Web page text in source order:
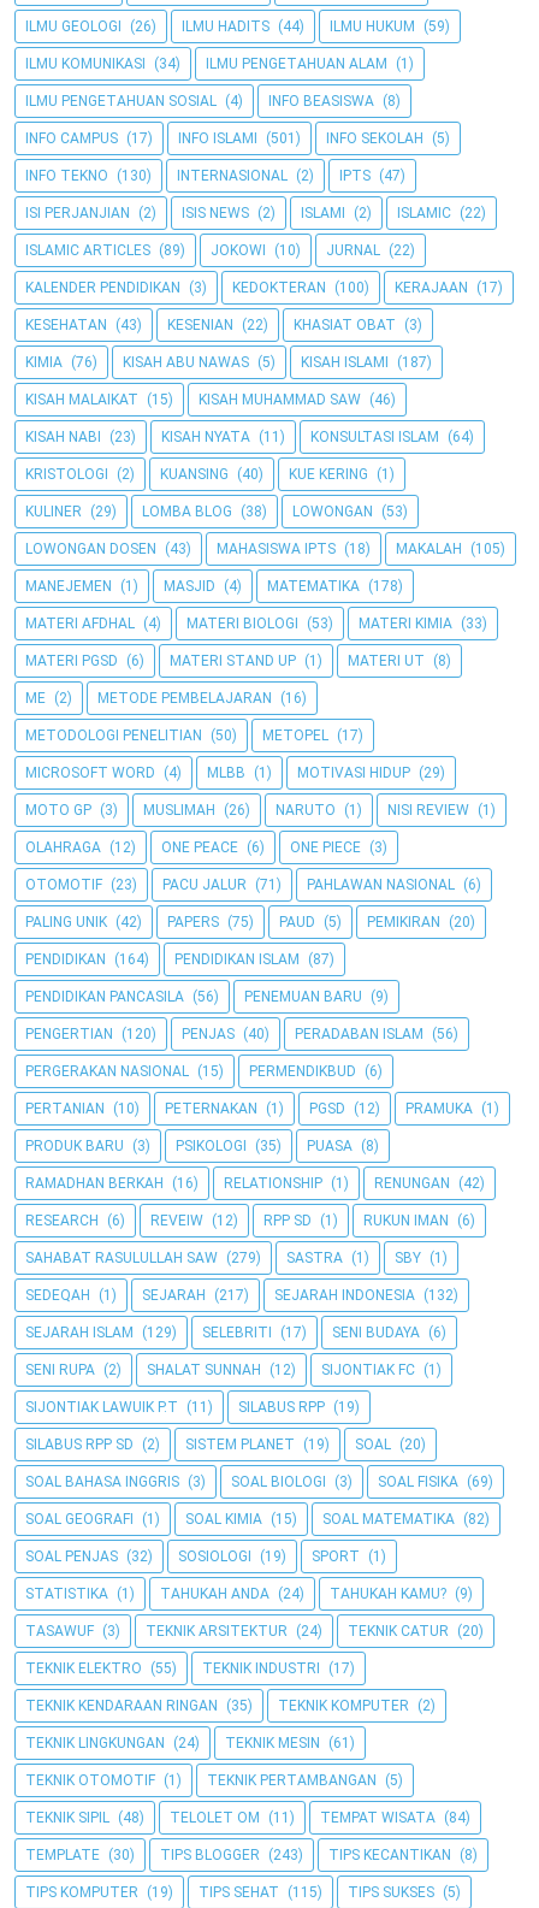
ILMU GEOLOGI (26) ILMU HADITS (44) ILMU HUKUM (59)
ILMU KOMUNIKASI (34) ILMU PENGETAHUAN ALAM (1)
ILMU PENGETAHUAN SOSIAL (4) INFO BEASISWA (8)
INFO CAMPUS (17) INFO ISLAMI (501) INFO SEKOLAH (5)
INFO TEKNO (130) INTERNASIONAL (2) IPTS (47)
ISI PERJANJIAN (2) ISIS NEWS (2) ISLAMI (2) ISLAMIC (22)
ISLAMIC ARTICLES (89) JOKOWI (10) JURNAL (22)
KALENDER PENDIDIKAN (3) KEDOKTERAN (100) KERAJAAN (17)
KESEHATAN (43) KESENIAN (22) KHASIAT OBAT (3)
KIMIA (76) KISAH ABU NAWAS (5) KISAH ISLAMI (187)
KISAH MALAIKAT (15) KISAH MUHAMMAD SAW (46)
KISAH NABI (23) KISAH NYATA (11) KONSULTASI ISLAM (64)
KRISTOLOGI (2) KUANSING (40) KUE KERING (1)
KULINER (29) LOMBA BLOG (38) LOWONGAN (53)
LOWONGAN DOSEN (43) MAHASISWA IPTS (18) MAKALAH (105)
MANEJEMEN (1) MASJID (4) MATEMATIKA (178)
MATERI AFDHAL (4) MATERI BIOLOGI (53) MATERI KIMIA (33)
MATERI PGSD (6) MATERI STAND UP (1) MATERI UT (8)
ME (2) METODE PEMBELAJARAN (16)
METODOLOGI PENELITIAN (50) METOPEL (17)
MICROSOFT WORD (4) MLBB (1) MOTIVASI HIDUP (29)
MOTO GP (3) MUSLIMAH (26) NARUTO (1) NISI REVIEW (1)
OLAHRAGA (12) ONE PEACE (6) ONE PIECE (3)
OTOMOTIF (23) PACU JALUR (71) PAHLAWAN NASIONAL (6)
PALING UNIK (42) PAPERS (75) PAUD (5) PEMIKIRAN (20)
PENDIDIKAN (164) PENDIDIKAN ISLAM (87)
PENDIDIKAN PANCASILA (56) PENEMUAN BARU (9)
PENGERTIAN (120) PENJAS (40) PERADABAN ISLAM (56)
PERGERAKAN NASIONAL (15) PERMENDIKBUD (6)
PERTANIAN (10) PETERNAKAN (1) PGSD (12) PRAMUKA (1)
PRODUK BARU (3) PSIKOLOGI (35) PUASA (8)
RAMADHAN BERKAH (16) RELATIONSHIP (1) RENUNGAN (42)
RESEARCH (6) REVEIW (12) RPP SD (1) RUKUN IMAN (6)
SAHABAT RASULULLAH SAW (279) SASTRA (1) SBY (1)
SEDEQAH (1) SEJARAH (217) SEJARAH INDONESIA (132)
SEJARAH ISLAM (129) SELEBRITI (17) SENI BUDAYA (6)
SENI RUPA (2) SHALAT SUNNAH (12) SIJONTIAK FC (1)
SIJONTIAK LAWUIK P.T (11) SILABUS RPP (19)
SILABUS RPP SD (2) SISTEM PLANET (19) SOAL (20)
SOAL BAHASA INGGRIS (3) SOAL BIOLOGI (3) SOAL FISIKA (69)
SOAL GEOGRAFI (1) SOAL KIMIA (15) SOAL MATEMATIKA (82)
SOAL PENJAS (32) SOSIOLOGI (19) SPORT (1)
STATISTIKA (1) TAHUKAH ANDA (24) TAHUKAH KAMU? (9)
TASAWUF (3) TEKNIK ARSITEKTUR (24) TEKNIK CATUR (20)
TEKNIK ELEKTRO (55) TEKNIK INDUSTRI (17)
TEKNIK KENDARAAN RINGAN (35) TEKNIK KOMPUTER (2)
TEKNIK LINGKUNGAN (24) TEKNIK MESIN (61)
TEKNIK OTOMOTIF (1) TEKNIK PERTAMBANGAN (5)
TEKNIK SIPIL (48) TELOLET OM (11) TEMPAT WISATA (84)
TEMPLATE (30) TIPS BLOGGER (243) TIPS KECANTIKAN (8)
TIPS KOMPUTER (19) TIPS SEHAT (115) TIPS SUKSES (5)